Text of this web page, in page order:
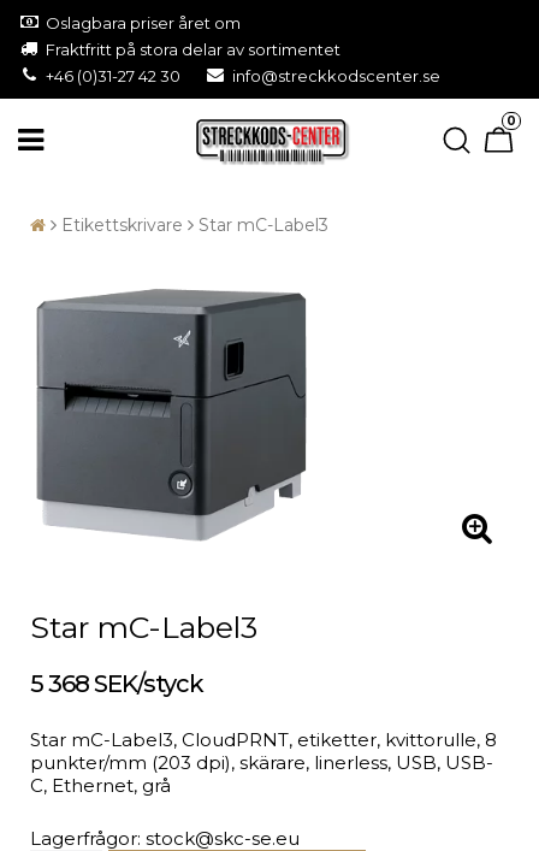
Oslagbara priser året om
Fraktfritt på stora delar av sortimentet
+46 (0)31-27 42 30
info@streckkodscenter.se
0
Etikettskrivare Star mC-Label3
Star mC-Label3
5 368 SEK/styck
Star mC-Label3, CloudPRNT, etiketter, kvittorulle, 8
punkter/mm (203 dpi), skärare, linerless, USB, USB-
C, Ethernet, grå
Lagerfrågor: stock@skc-se.eu